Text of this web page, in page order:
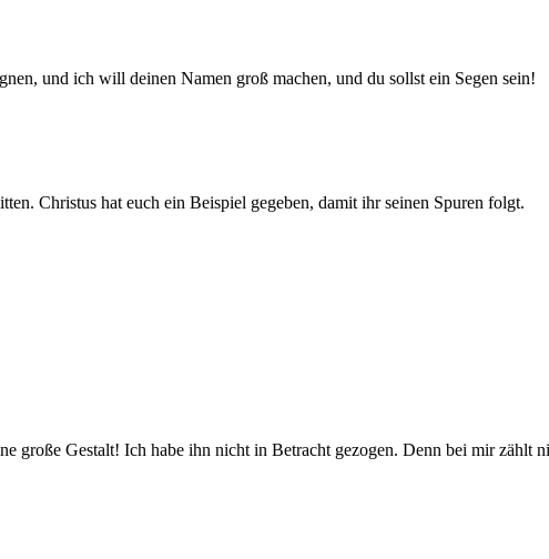
und ich will deinen Namen groß machen, und du sollst ein Segen sein!
Christus hat euch ein Beispiel gegeben, damit ihr seinen Spuren folgt.
große Gestalt! Ich habe ihn nicht in Betracht gezogen. Denn bei mir zählt